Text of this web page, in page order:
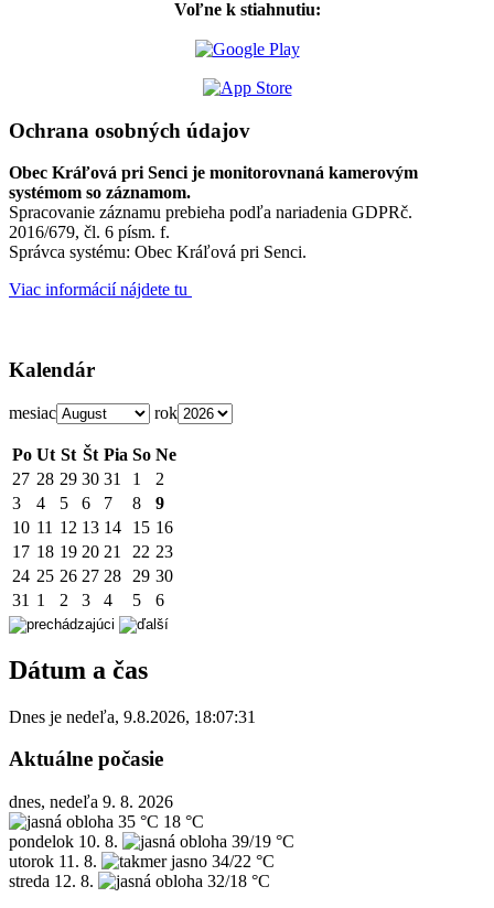
Voľne k stiahnutiu:
Ochrana osobných údajov
Obec Kráľová pri Senci je monitorovnaná kamerovým
systémom so záznamom.
Spracovanie záznamu prebieha podľa nariadenia GDPRč.
2016/679, čl. 6 písm. f.
Správca systému: Obec Kráľová pri Senci.
Viac informácií nájdete tu
Kalendár
mesiac rok
Po Ut St Št Pia So Ne
27 28 29 30 31 1
2
3
4 5 6 7 8
9
10 11 12 13 14 15 16
17 18 19 20 21 22 23
24 25 26 27 28 29 30
31 1 2 3 4 5 6
Dátum a čas
Dnes je nedeľa, 9.8.2026, 18:07:31
Aktuálne počasie
dnes, nedeľa 9. 8. 2026
35 °C 18 °C
pondelok 10. 8.
39/19 °C
utorok 11. 8.
34/22 °C
streda 12. 8. 32/18 °C